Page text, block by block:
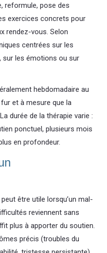
reformule, pose des
exercices concrets pour
rendez-vous. Selon
centrées sur les
sur les émotions ou sur
hebdomadaire au
et à mesure que la
durée de la thérapie varie :
ponctuel, plusieurs mois
en profondeur.
être utile lorsqu’un mal-
reviennent sans
plus à apporter du soutien.
précis (troubles du